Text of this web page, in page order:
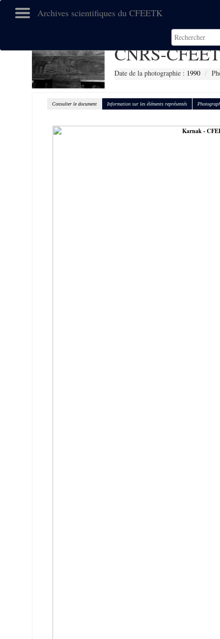
Archives scientifiques du CFEETK
CNRS-
Date de la photographie : 1990
Consulter le document Information sur les éléments représentés